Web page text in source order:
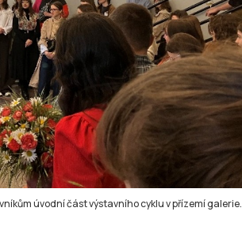
úvodní část výstavního cyklu v přízemí galerie.